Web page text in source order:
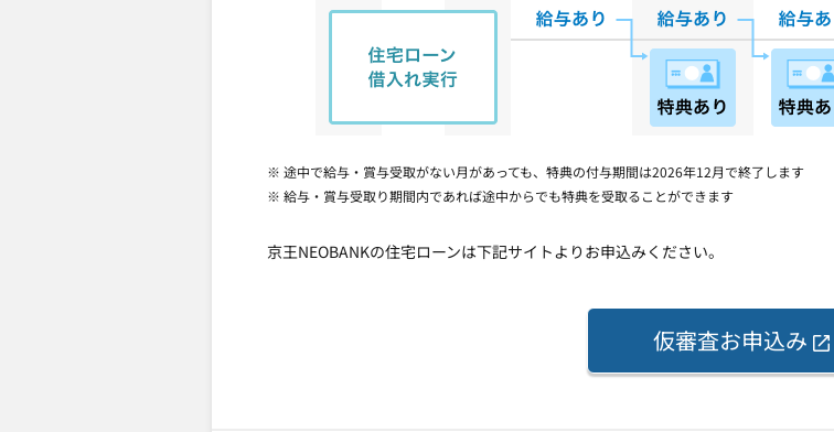
※ 途中で給与・賞与受取がない月があっても、特典の付与期間は2026年12月で終了します
※ 給与・賞与受取り期間内であれば途中からでも特典を受取ることができます
京王NEOBANKの住宅ローンは下記サイトよりお申込みください。
仮審査お申込み